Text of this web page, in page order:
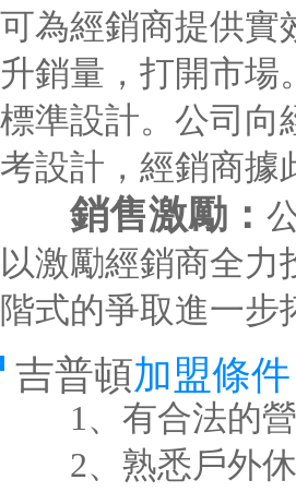
可為經銷商提供實
升銷量，打開市場
標準設計。公司向
考設計，經銷商據
銷售激勵：
以激勵經銷商全
階式的爭取進一
吉普頓加盟條件
1、有合法的營
2、熟悉戶外休